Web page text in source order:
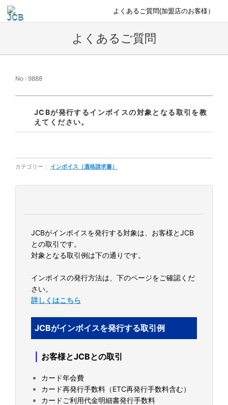
よくあるご質問(加盟店のお客様）
よくあるご質問
No : 9888
JCBが発行するインボイスの対象となる取引を教
えてください。
カテゴリー： インボイス（適格請求書）
JCBがインボイスを発行する対象は、お客様とJCB
との取引です。
対象となる取引例は下の通りです。
インボイスの発行方法は、下のページをご確認くだ
さい。
詳しくはこちら
JCBがインボイスを発行する取引例
｜ お客様とJCBとの取引
カード年会費
カード再発行手数料（ETC再発行手数料含む）
カードご利用代金明細書発行手数料